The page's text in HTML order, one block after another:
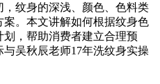
纹身的深浅、颜色、色料类
。本文讲解如何根据纹身色
，帮助消费者建立合理预
吴秋辰老师17年洗纹身实操